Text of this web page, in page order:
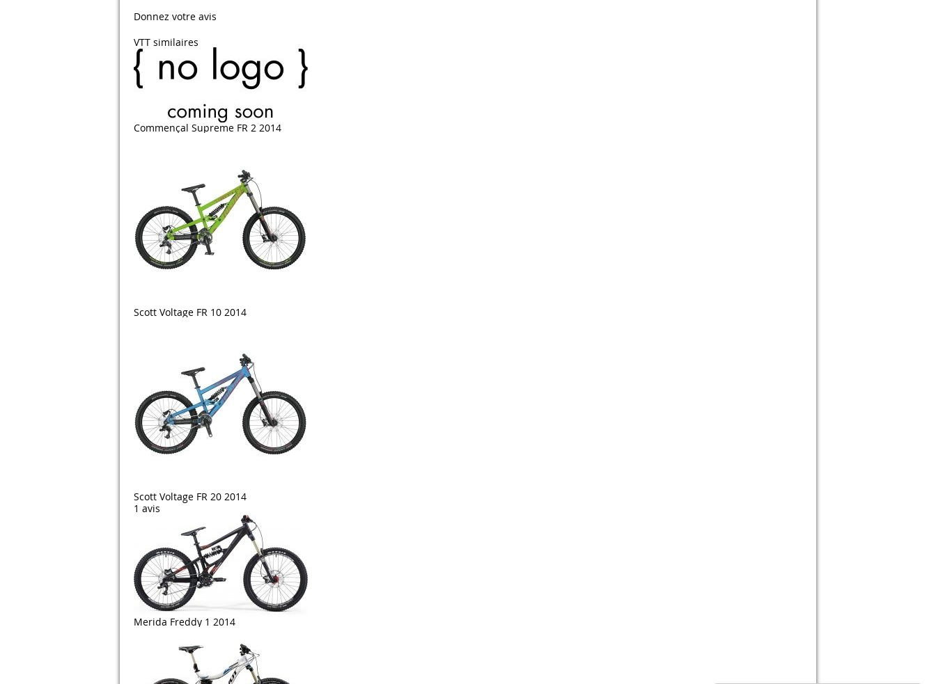
Donnez votre avis
VTT similaires
Commençal Supreme FR 2 2014
Scott Voltage FR 10 2014
Scott Voltage FR 20 2014
1 avis
Merida Freddy 1 2014